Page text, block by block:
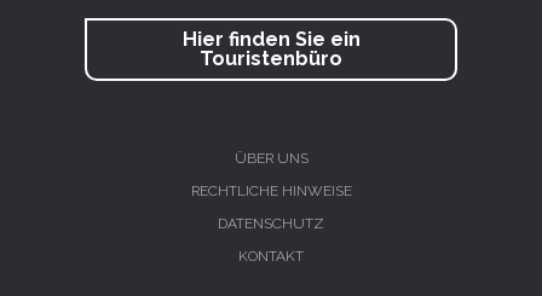
Hier finden Sie ein
Touristenbüro
ÜBER UNS
RECHTLICHE HINWEISE
DATENSCHUTZ
KONTAKT